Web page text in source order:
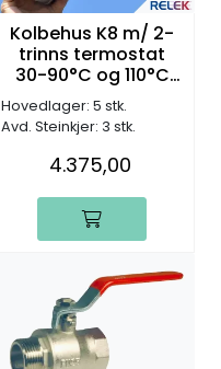
Kolbehus K8 m/ 2-
trinns termostat
30-90°C og 110°C
overopp.termostat
for R50 kolbe
Hovedlager: 5 stk.
Avd. Steinkjer: 3 stk.
4.375,00